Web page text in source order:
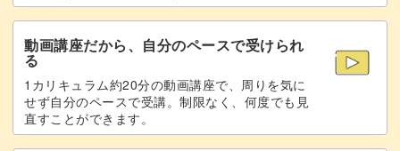
アレンジのバリエーションが豊富な繊細アートはサロンワ
ークに大活躍間違いなしですので、
ぜひ習得して様々なお色で試してみてください♪
動画講座だから、自分のペースで受けられ
る
1カリキュラム約20分の動画講座で、周りを気に
せず自分のペースで受講。制限なく、何度でも見
直すことができます。